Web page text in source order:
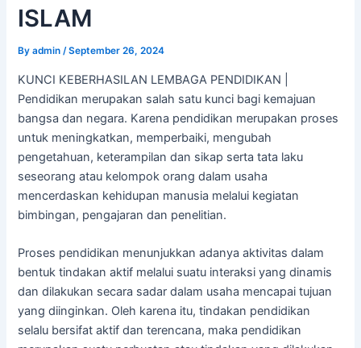
ISLAM
Byadmin/September 26, 2024
KUNCI KEBERHASILAN LEMBAGA PENDIDIKAN |
Pendidikan merupakan salah satu kunci bagi kemajuan
bangsa dan negara. Karena pendidikan merupakan proses
untuk meningkatkan, memperbaiki, mengubah
pengetahuan, keterampilan dan sikap serta tata laku
seseorang atau kelompok orang dalam usaha
mencerdaskan kehidupan manusia melalui kegiatan
bimbingan, pengajaran dan penelitian.
Proses pendidikan menunjukkan adanya aktivitas dalam
bentuk tindakan aktif melalui suatu interaksi yang dinamis
dan dilakukan secara sadar dalam usaha mencapai tujuan
yang diinginkan. Oleh karena itu, tindakan pendidikan
selalu bersifat aktif dan terencana, maka pendidikan